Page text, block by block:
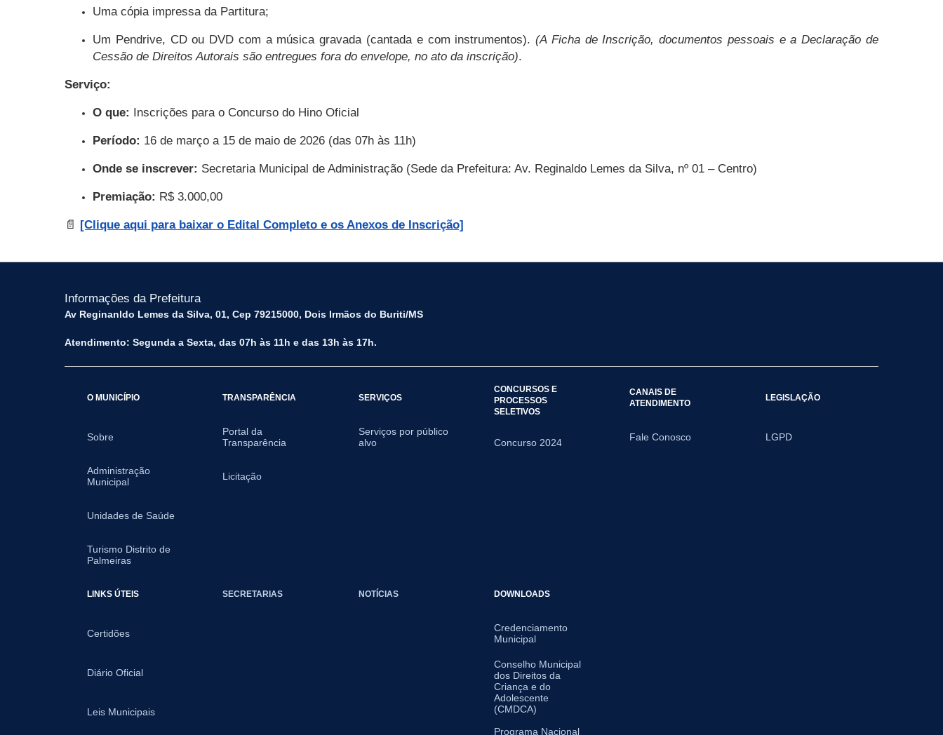
Uma cópia impressa da Partitura;
Um Pendrive, CD ou DVD com a música gravada (cantada e com instrumentos).(A Ficha de Inscrição, documentos pessoais e a Declaração de
Cessão de Direitos Autorais são entregues fora do envelope, no ato da inscrição).
Serviço:
O que: Inscrições para o Concurso do Hino Oficial
Período: 16 de março a 15 de maio de 2026 (das 07h às 11h)
Onde se inscrever: Secretaria Municipal de Administração (Sede da Prefeitura: Av. Reginaldo Lemes da Silva, nº 01 – Centro)
Premiação: R$ 3.000,00
📄 [Clique aqui para baixar o Edital Completo e os Anexos de Inscrição]
Informações da Prefeitura
Av Reginanldo Lemes da Silva, 01, Cep 79215000, Dois Irmãos do Buriti/MS
Atendimento: Segunda a Sexta, das 07h às 11h e das 13h às 17h.
O MUNICÍPIO
Sobre
Administração
Municipal
Unidades de Saúde
Turismo Distrito de
Palmeiras
TRANSPARÊNCIA
Portal da
Transparência
Licitação
SERVIÇOS
Serviços por público
alvo
CONCURSOS E
PROCESSOS
SELETIVOS
Concurso 2024
CANAIS DE
ATENDIMENTO
Fale Conosco
LEGISLAÇÃO
LGPD
LINKS ÚTEIS
Certidões
Diário Oficial
Leis Municipais
SECRETARIAS NOTÍCIAS DOWNLOADS
Credenciamento
Municipal
Conselho Municipal
dos Direitos da
Criança e do
Adolescente
(CMDCA)
Programa Nacional